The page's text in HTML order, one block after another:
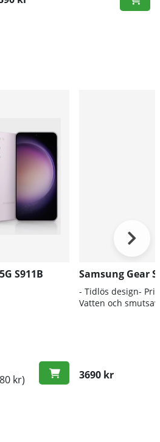
S911B
kr)
Samsung Gear
- Tidlös design-
Vatten och
3690 kr